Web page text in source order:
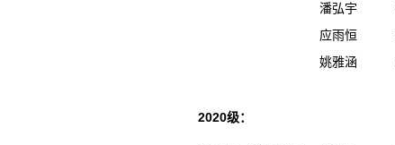
潘弘宇
应雨恒
姚雅涵
2020级：